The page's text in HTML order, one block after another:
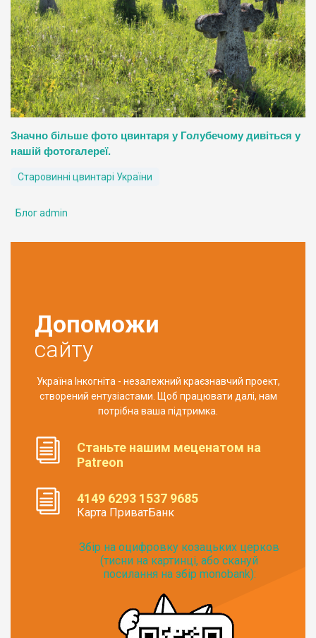
Значно більше фото цвинтаря у Голубечому дивіться у
нашій фотогалереї.
Старовинні цвинтарі України
Блог admin
Допоможи
сайту
Україна Інкогніта - незалежний краєзнавчий проект,
створений ентузіастами. Щоб працювати далі, нам
потрібна ваша підтримка.
Станьте нашим меценатом на
Patreon
4149 6293 1537 9685
Карта ПриватБанк
Збір на оцифровку козацьких церков
(тисни на картинці, або скануй
посилання на збір monobank):